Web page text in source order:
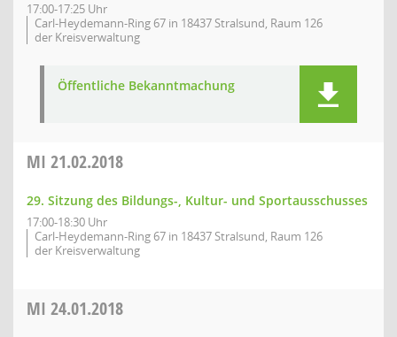
17:00-17:25 Uhr
Carl-Heydemann-Ring 67 in 18437 Stralsund, Raum 126
der Kreisverwaltung
Öffentliche Bekanntmachung
MI 21.02.2018
29. Sitzung des Bildungs-, Kultur- und Sportausschusses
17:00-18:30 Uhr
Carl-Heydemann-Ring 67 in 18437 Stralsund, Raum 126
der Kreisverwaltung
MI 24.01.2018